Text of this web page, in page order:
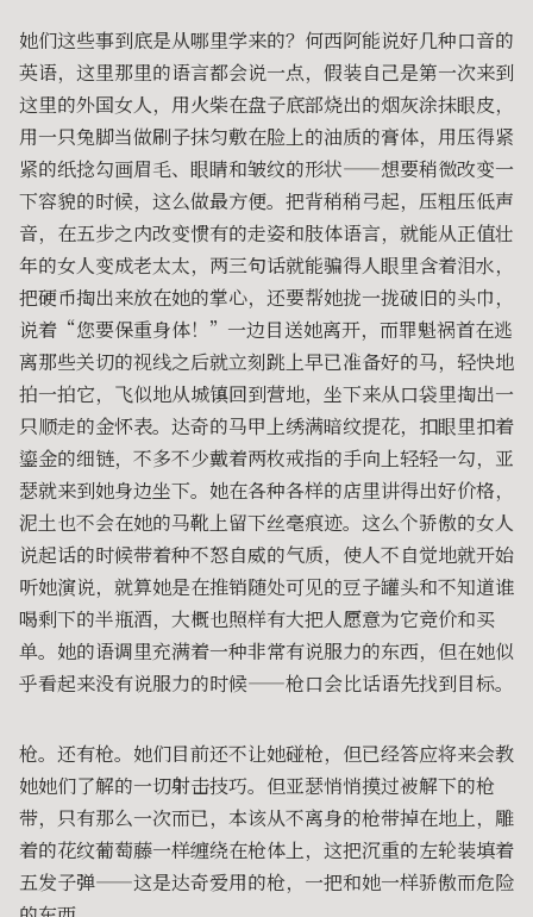
她们这些事到底是从哪里学来的？何西阿能说好几种口音的
英语，这里那里的语言都会说一点，假装自己是第一次来到
这里的外国女人，用火柴在盘子底部烧出的烟灰涂抹眼皮，
用一只兔脚当做刷子抹匀敷在脸上的油质的膏体，用压得紧
紧的纸捻勾画眉毛、眼睛和皱纹的形状——想要稍微改变一
下容貌的时候，这么做最方便。把背稍稍弓起，压粗压低声
音，在五步之内改变惯有的走姿和肢体语言，就能从正值壮
年的女人变成老太太，两三句话就能骗得人眼里含着泪水，
把硬币掏出来放在她的掌心，还要帮她拢一拢破旧的头巾，
说着“您要保重身体！”一边目送她离开，而罪魁祸首在逃
离那些关切的视线之后就立刻跳上早已准备好的马，轻快地
拍一拍它，飞似地从城镇回到营地，坐下来从口袋里掏出一
只顺走的金怀表。达奇的马甲上绣满暗纹提花，扣眼里扣着
鎏金的细链，不多不少戴着两枚戒指的手向上轻轻一勾，亚
瑟就来到她身边坐下。她在各种各样的店里讲得出好价格，
泥土也不会在她的马靴上留下丝毫痕迹。这么个骄傲的女人
说起话的时候带着种不怒自威的气质，使人不自觉地就开始
听她演说，就算她是在推销随处可见的豆子罐头和不知道谁
喝剩下的半瓶酒，大概也照样有大把人愿意为它竞价和买
单。她的语调里充满着一种非常有说服力的东西，但在她似
乎看起来没有说服力的时候——枪口会比话语先找到目标。
枪。还有枪。她们目前还不让她碰枪，但已经答应将来会教
她她们了解的一切射击技巧。但亚瑟悄悄摸过被解下的枪
带，只有那么一次而已，本该从不离身的枪带掉在地上，雕
着的花纹葡萄藤一样缠绕在枪体上，这把沉重的左轮装填着
五发子弹——这是达奇爱用的枪，一把和她一样骄傲而危险